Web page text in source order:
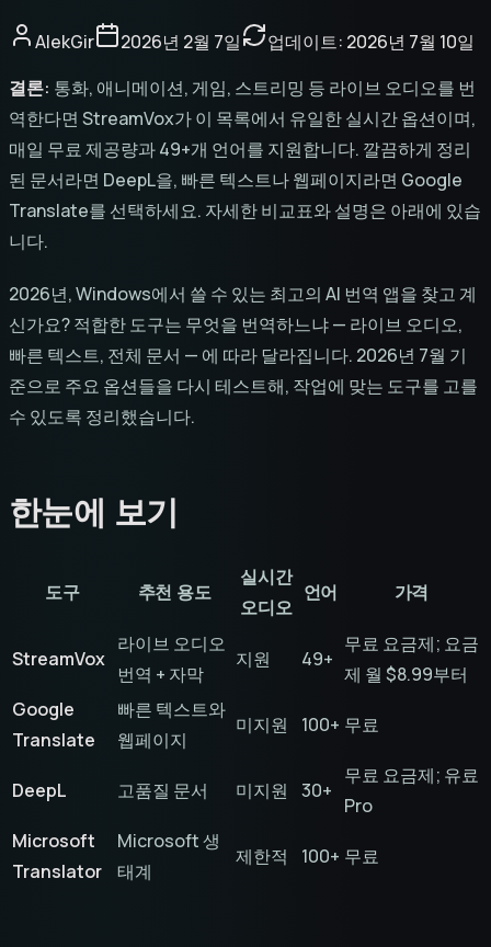
AlekGir 2026년 2월 7일 업데이트: 2026년 7월 10일
결론: 통화, 애니메이션, 게임, 스트리밍 등 라이브 오디오를 번
역한다면 StreamVox가 이 목록에서 유일한 실시간 옵션이며,
매일 무료 제공량과 49+개 언어를 지원합니다. 깔끔하게 정리
된 문서라면 DeepL을, 빠른 텍스트나 웹페이지라면 Google
Translate를 선택하세요. 자세한 비교표와 설명은 아래에 있습
니다.
2026년, Windows에서 쓸 수 있는 최고의 AI 번역 앱을 찾고 계
신가요? 적합한 도구는 무엇을 번역하느냐 — 라이브 오디오,
빠른 텍스트, 전체 문서 — 에 따라 달라집니다. 2026년 7월 기
준으로 주요 옵션들을 다시 테스트해, 작업에 맞는 도구를 고를
수 있도록 정리했습니다.
한눈에 보기
도구 추천 용도
실시간
오디오
언어 가격
StreamVox
라이브 오디오
번역 + 자막
지원 49+
무료 요금제; 요금
제 월 $8.99부터
Google
Translate
빠른 텍스트와
웹페이지
미지원 100+ 무료
DeepL 고품질 문서 미지원 30+
무료 요금제; 유료
Pro
Microsoft
Translator
Microsoft 생
태계
제한적 100+ 무료